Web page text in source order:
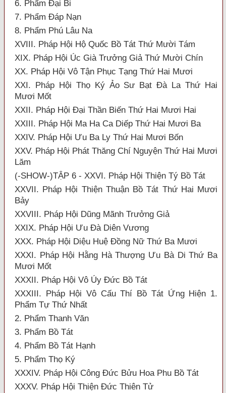
6. Phẩm Đại Bi
7. Phẩm Đáp Nạn
8. Phẩm Phú Lâu Na
XVIII. Pháp Hội Hộ Quốc Bồ Tát Thứ Mười Tám
XIX. Pháp Hội Úc Già Trưởng Giả Thứ Mười Chín
XX. Pháp Hội Vô Tận Phục Tạng Thứ Hai Mươi
XXI. Pháp Hội Thọ Ký Ảo Sư Bạt Đà La Thứ Hai
Mươi Mốt
XXII. Pháp Hội Đại Thần Biến Thứ Hai Mươi Hai
XXIII. Pháp Hội Ma Ha Ca Diếp Thứ Hai Mươi Ba
XXIV. Pháp Hội Ưu Ba Ly Thứ Hai Mươi Bốn
XXV. Pháp Hội Phát Thăng Chí Nguyện Thứ Hai Mươi
Lăm
(-SHOW-)TẬP 6 - XXVI. Pháp Hội Thiện Tý Bồ Tát
XXVII. Pháp Hội Thiện Thuận Bồ Tát Thứ Hai Mươi
Bảy
XXVIII. Pháp Hội Dũng Mãnh Trưởng Giả
XXIX. Pháp Hội Ưu Đà Diên Vương
XXX. Pháp Hội Diệu Huệ Đồng Nữ Thứ Ba Mươi
XXXI. Pháp Hội Hằng Hà Thượng Ưu Bà Di Thứ Ba
Mươi Mốt
XXXII. Pháp Hội Vô Úy Đức Bồ Tát
XXXIII. Pháp Hội Vô Cấu Thí Bồ Tát Ứng Hiện 1.
Phẩm Tự Thứ Nhất
2. Phẩm Thanh Văn
3. Phẩm Bồ Tát
4. Phẩm Bồ Tát Hạnh
5. Phẩm Thọ Ký
XXXIV. Pháp Hội Công Đức Bửu Hoa Phu Bồ Tát
XXXV. Pháp Hội Thiện Đức Thiên Tử